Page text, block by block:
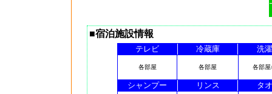
■宿泊施設情報
テレビ 冷蔵庫 洗
各部屋 各部屋 各部屋
シャンプー リンス タ